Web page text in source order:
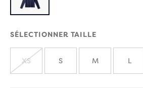
SÉLECTIONNER TAILLE
XS S M L